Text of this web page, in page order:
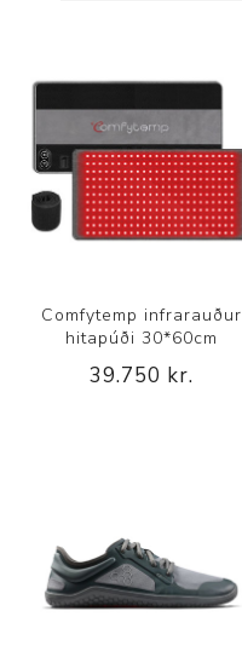
Comfytemp infrarauður
hitapúði 30*60cm
39.750 kr.